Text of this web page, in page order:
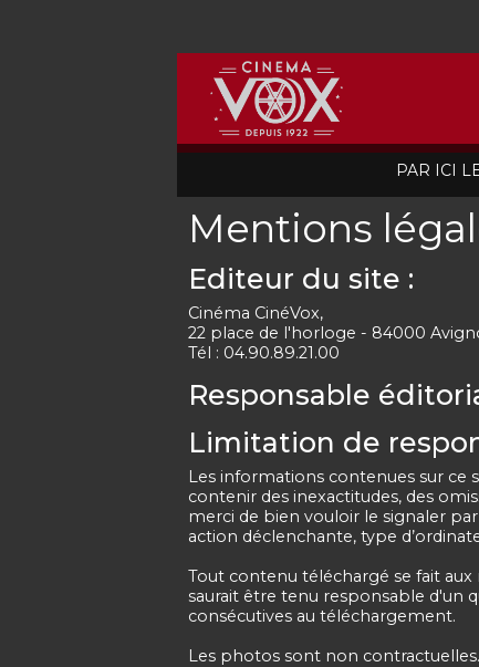
PAR ICI
Mentions
Editeur du site :
Cinéma CinéVox,
22 place de l'horloge - 84000
Tél : 04.90.89.21.00
Responsable
Limitation de
Les informations contenues sur ce
contenir des inexactitudes, des
merci de bien vouloir le signaler
action déclenchante, type
Tout contenu téléchargé se fait aux
saurait être tenu responsable d'un
consécutives au téléchargement.
Les photos sont non contractuelles.